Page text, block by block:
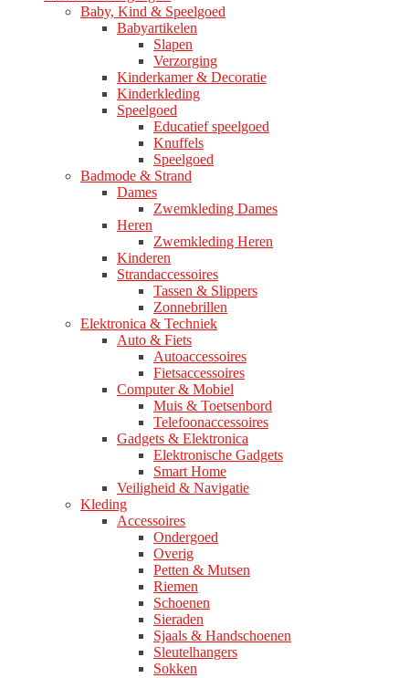
Baby, Kind & Speelgoed
Babyartikelen
Slapen
Verzorging
Kinderkamer & Decoratie
Kinderkleding
Speelgoed
Educatief speelgoed
Knuffels
Speelgoed
Badmode & Strand
Dames
Zwemkleding Dames
Heren
Zwemkleding Heren
Kinderen
Strandaccessoires
Tassen & Slippers
Zonnebrillen
Elektronica & Techniek
Auto & Fiets
Autoaccessoires
Fietsaccessoires
Computer & Mobiel
Muis & Toetsenbord
Telefoonaccessoires
Gadgets & Elektronica
Elektronische Gadgets
Smart Home
Veiligheid & Navigatie
Kleding
Accessoires
Ondergoed
Overig
Petten & Mutsen
Riemen
Schoenen
Sieraden
Sjaals & Handschoenen
Sleutelhangers
Sokken